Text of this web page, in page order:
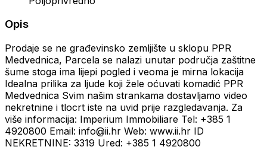
Opis
Prodaje se ne građevinsko zemljište u sklopu PPR
Medvednica, Parcela se nalazi unutar područja zaštitne
šume stoga ima lijepi pogled i veoma je mirna lokacija
Idealna prilika za ljude koji žele oćuvati komadić PPR
Medvednica Svim našim strankama dostavljamo video
nekretnine i tlocrt iste na uvid prije razgledavanja. Za
više informacija: Imperium Immobiliare Tel: +385 1
4920800 Email: info@ii.hr Web: www.ii.hr ID
NEKRETNINE: 3319 Ured: +385 1 4920800